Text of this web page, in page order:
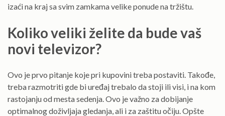
izaći na kraj sa svim zamkama velike ponude na tržištu.
Koliko veliki želite da bude vaš
novi televizor?
Ovo je prvo pitanje koje pri kupovini treba postaviti. Takođe,
treba razmotriti gde bi uređaj trebalo da stoji ili visi, i na kom
rastojanju od mesta sedenja. Ovo je važno za dobijanje
optimalnog doživljaja gledanja, ali i za zaštitu očiju. Opšte